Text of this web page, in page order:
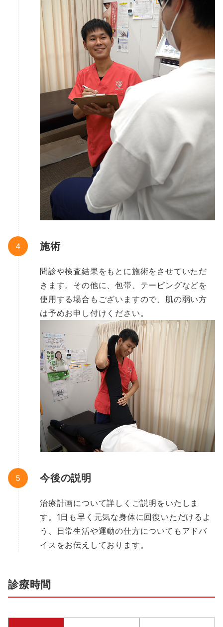
施術
問診や検査結果をもとに施術をさせていただ
きます。その他に、包帯、テーピングなどを
使用する場合もございますので、肌の弱い方
は予めお申し付けください。
今後の説明
治療計画について詳しくご説明をいたしま
す。1日も早く元気な身体に回復いただけるよ
う、日常生活や運動の仕方についてもアドバ
イスをお伝えしております。
診療時間